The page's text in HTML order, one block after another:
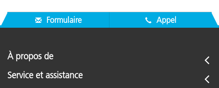
Formulaire Appel
À propos de
Service et assistance